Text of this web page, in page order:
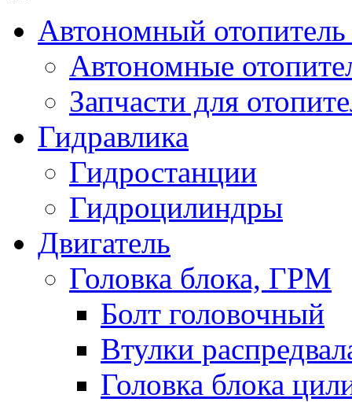
Автономный отопитель
Автономные
Запчасти для
Гидравлика
Гидростанции
Гидроцилиндры
Двигатель
Головка блока, ГРМ
Болт головочный
Втулки
Головка блока